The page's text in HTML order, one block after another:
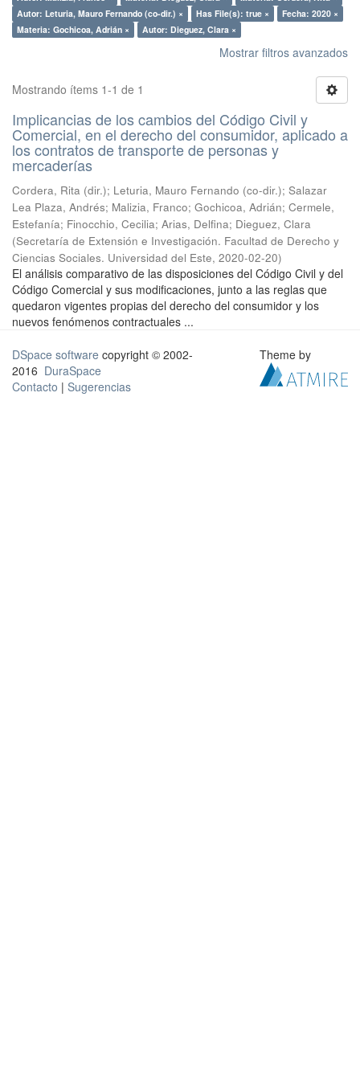
Autor: Leturia, Mauro Fernando (co-dir.) ×
Has File(s): true ×
Fecha: 2020 ×
Materia: Gochicoa, Adrián ×
Autor: Dieguez, Clara ×
Mostrar filtros avanzados
Mostrando ítems 1-1 de 1
Implicancias de los cambios del Código Civil y
Comercial, en el derecho del consumidor, aplicado a
los contratos de transporte de personas y
mercaderías
Cordera, Rita (dir.); Leturia, Mauro Fernando (co-dir.); Salazar
Lea Plaza, Andrés; Malizia, Franco; Gochicoa, Adrián; Cermele,
Estefanía; Finocchio, Cecilia; Arias, Delfina; Dieguez, Clara
(Secretaría de Extensión e Investigación. Facultad de Derecho y
Ciencias Sociales. Universidad del Este, 2020-02-20)
El análisis comparativo de las disposiciones del Código Civil y del
Código Comercial y sus modificaciones, junto a las reglas que
quedaron vigentes propias del derecho del consumidor y los
nuevos fenómenos contractuales ...
DSpace software copyright © 2002-
2016 DuraSpace
Contacto | Sugerencias
Theme by